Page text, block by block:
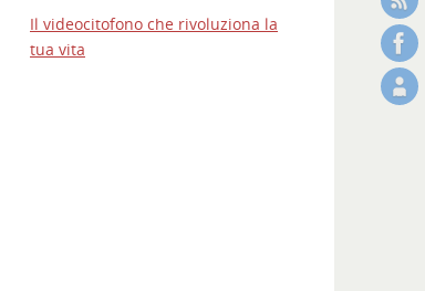
lavori
Il videocitofono che rivoluziona la
tua vita